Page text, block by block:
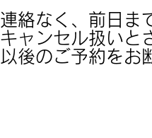
連絡なく、前日ま
キャンセル扱いと
以後のご予約をお